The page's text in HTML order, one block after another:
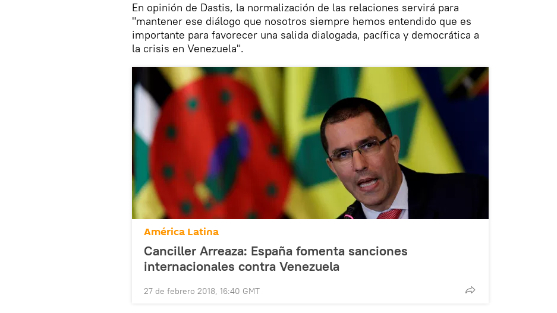
En opinión de Dastis, la normalización de las relaciones servirá para
"mantener ese diálogo que nosotros siempre hemos entendido que es
importante para favorecer una salida dialogada, pacífica y democrática a
la crisis en Venezuela".
América Latina
Canciller Arreaza: España fomenta sanciones
internacionales contra Venezuela
27 de febrero 2018, 16:40 GMT